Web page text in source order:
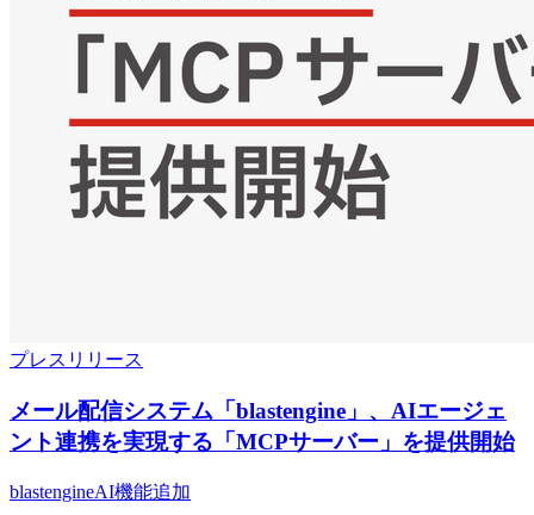
プレスリリース
メール配信システム「blastengine」、AIエージェ
ント連携を実現する「MCPサーバー」を提供開始
blastengineAI機能追加